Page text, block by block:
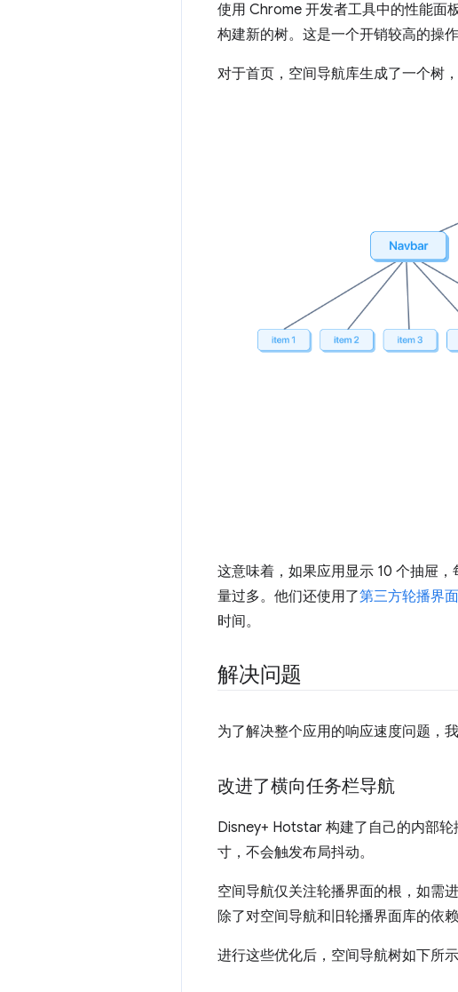
使用 Chrome 开发者工具中的性能面
构建新的树。这是一个开销较高的操
对于首页，空间导航库生成了一个树
这意味着，如果应用显示 10 个抽屉
量过多。他们还使用了第三方轮播界
时间。
解决问题
为了解决整个应用的响应速度问题，
改进了横向任务栏导航
Disney+ Hotstar 构建了自己的内部
寸，不会触发布局抖动。
空间导航仅关注轮播界面的根，如需
除了对空间导航和旧轮播界面库的依
进行这些优化后，空间导航树如下所示